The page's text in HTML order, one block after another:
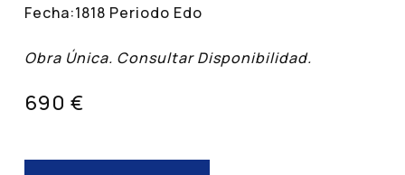
Fecha:1818 Periodo Edo
Obra Única. Consultar Disponibilidad.
690 €